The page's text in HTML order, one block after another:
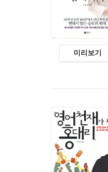
미리보기